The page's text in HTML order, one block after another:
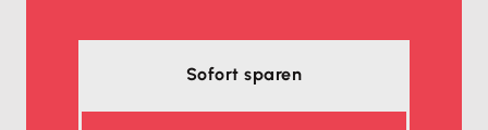
Sofort sparen